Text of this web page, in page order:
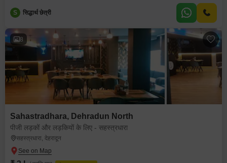
S सिद्धार्थ छेत्री
8
Sahastradhara, Dehradun North
पीजी लड़कों और लड़कियों के लिए - सहस्त्रधारा
सहस्त्रधारा, देहरादून